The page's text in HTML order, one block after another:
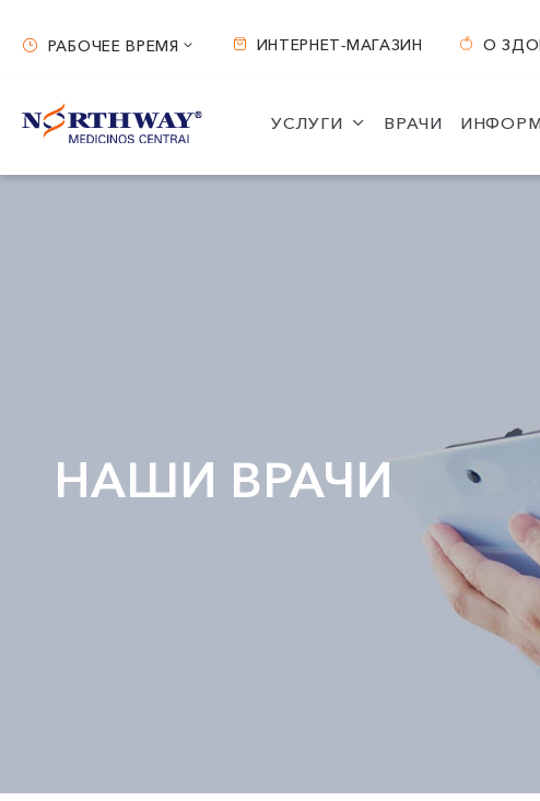
Рабочее время
Вильнюс Каунас
РАБОЧЕЕ ВРЕМЯ ИНТЕРНЕТ-МАГАЗИН О
УСЛУГИ ВРАЧИ
НАШИ ВРАЧИ